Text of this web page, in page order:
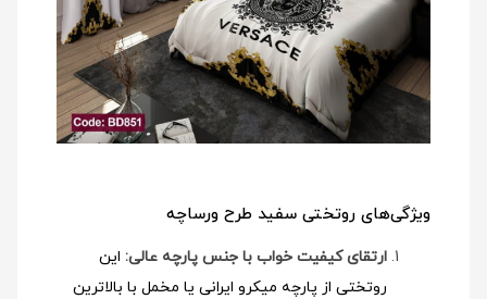
ویژگی‌های روتختی سفید طرح ورساچه
ارتقای کیفیت خواب با جنس پارچه عالی: این
روتختی از پارچه میکرو ایرانی یا مخمل با بالاترین